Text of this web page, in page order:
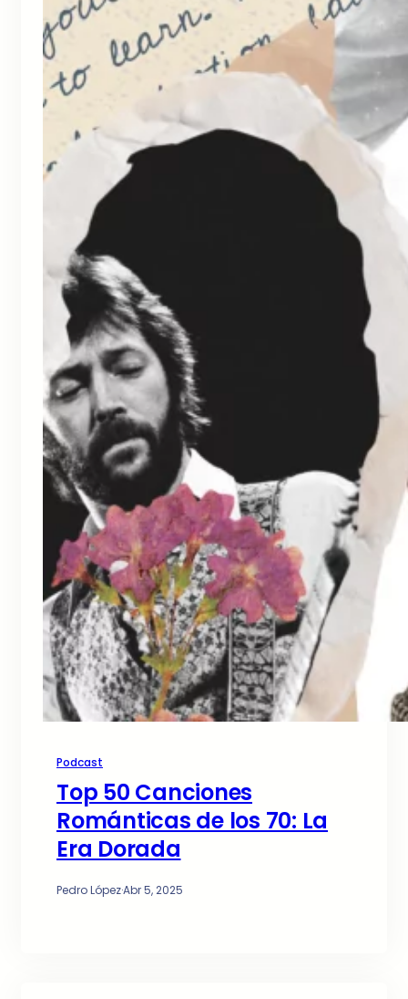
Podcast
Top 50 Canciones
Románticas de los 70: La
Era Dorada
Pedro López·Abr 5, 2025